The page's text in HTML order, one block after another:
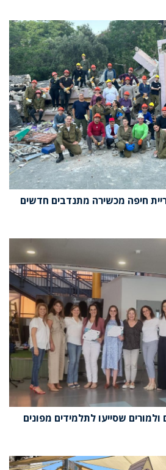
חיפה מכשירה מתנדבים חדשים
שסייעו לתלמידים מפונים